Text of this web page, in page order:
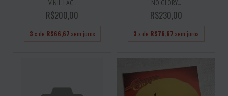
VINIL LAC...
R$200,00
3 x de R$66,67 sem juros
NO GLORY...
R$230,00
3 x de R$76,67 sem juros